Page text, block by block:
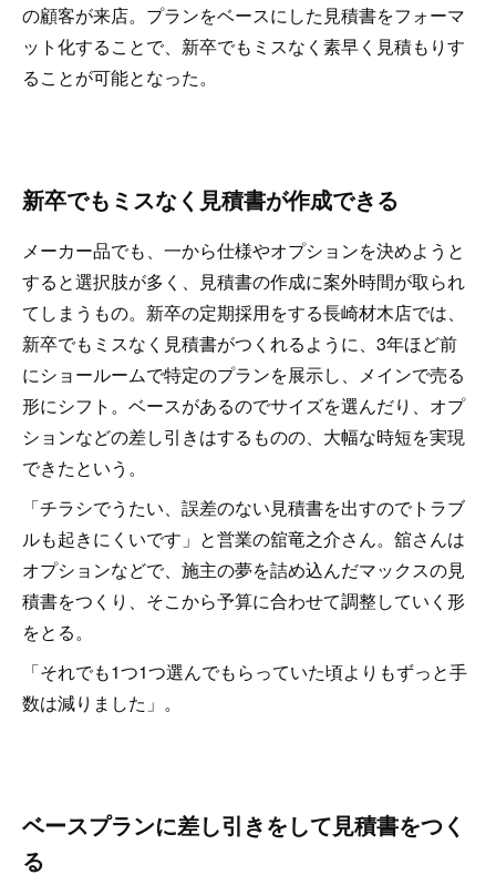
の顧客が来店。プランをベースにした見積書をフォーマ
ット化することで、新卒でもミスなく素早く見積もりす
ることが可能となった。
新卒でもミスなく見積書が作成できる
メーカー品でも、一から仕様やオプションを決めようと
すると選択肢が多く、見積書の作成に案外時間が取られ
てしまうもの。新卒の定期採用をする長崎材木店では、
新卒でもミスなく見積書がつくれるように、3年ほど前
にショールームで特定のプランを展示し、メインで売る
形にシフト。ベースがあるのでサイズを選んだり、オプ
ションなどの差し引きはするものの、大幅な時短を実現
できたという。
「チラシでうたい、誤差のない見積書を出すのでトラブ
ルも起きにくいです」と営業の舘竜之介さん。舘さんは
オプションなどで、施主の夢を詰め込んだマックスの見
積書をつくり、そこから予算に合わせて調整していく形
をとる。
「それでも1つ1つ選んでもらっていた頃よりもずっと手
数は減りました」。
ベースプランに差し引きをして見積書をつく
る